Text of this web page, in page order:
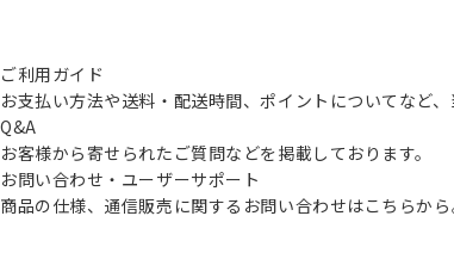
ご利用ガイド
お支払い方法や送料・配送時間、ポイントについてなど
Q&A
お客様から寄せられたご質問などを掲載しております。
お問い合わせ・ユーザーサポート
商品の仕様、通信販売に関するお問い合わせはこちらから